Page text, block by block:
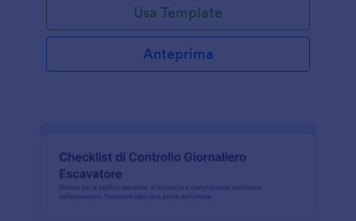
Usa Template
Anteprima